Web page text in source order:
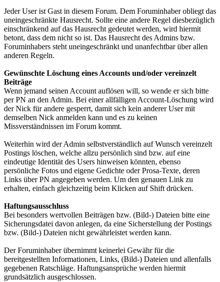
Jeder User ist Gast in diesem Forum. Dem Foruminhaber obliegt das
uneingeschränkte Hausrecht. Sollte eine andere Regel diesbezüglich
einschränkend auf das Hausrecht gedeutet werden, wird hiermit
betont, dass dem nicht so ist. Das Hausrecht des Admins bzw.
Foruminhabers steht uneingeschränkt und unanfechtbar über allen
anderen Regeln.
Gewünschte Löschung eines Accounts und/oder vereinzelt
Beiträge
Wenn jemand seinen Account auflösen will, so wende er sich bitte
per PN an den Admin. Bei einer allfälligen Account-Löschung wird
der Nick für andere gesperrt, damit sich kein anderer User mit
demselben Nick anmelden kann und es zu keinen
Missverständnissen im Forum kommt.
Weiterhin wird der Admin selbstverständlich auf Wunsch vereinzelt
Postings löschen, welche allzu persönlich sind bzw. auf eine
eindeutige Identität des Users hinweisen könnten, ebenso
persönliche Fotos und eigene Gedichte oder Prosa-Texte, deren
Links über PN angegeben werden. Um den genauen Link zu
erhalten, einfach gleichzeitig beim Klicken auf Shift drücken.
Haftungsausschluss
Bei besonders wertvollen Beiträgen bzw. (Bild-) Dateien bitte eine
Sicherungsdatei davon anlegen, da eine Sicherstellung der Postings
bzw. (Bild-) Dateien nicht gewährleistet werden kann.
Der Foruminhaber übernimmt keinerlei Gewähr für die
bereitgestellten Informationen, Links, (Bild-) Dateien und allenfalls
gegebenen Ratschläge. Haftungsansprüche werden hiermit
grundsätzlich ausgeschlossen.